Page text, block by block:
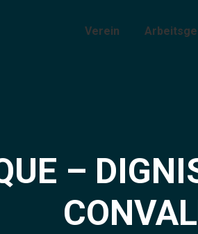
Verein
–
Sie befinden sich